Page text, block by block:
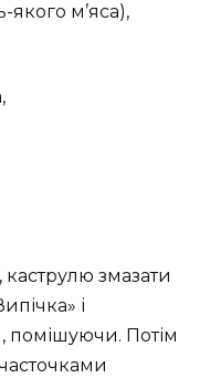
якого м’яса),
змазати
і
помішуючи. Потім